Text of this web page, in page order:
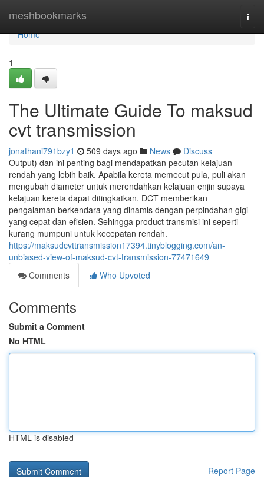
meshbookmarks
Home
Home
1
The Ultimate Guide To maksud
cvt transmission
jonathani791bzy1 509 days ago News
Discuss
Output) dan ini penting bagi mendapatkan pecutan kelajuan
rendah yang lebih baik. Apabila kereta memecut pula, puli akan
mengubah diameter untuk merendahkan kelajuan enjin supaya
kelajuan kereta dapat ditingkatkan. DCT memberikan
pengalaman berkendara yang dinamis dengan perpindahan gigi
yang cepat dan efisien. Sehingga product transmisi ini seperti
kurang mumpuni untuk kecepatan rendah.
https://maksudcvttransmission17394.tinyblogging.com/an-
unbiased-view-of-maksud-cvt-transmission-77471649
Comments
Who Upvoted
Comments
Submit a Comment
No HTML
HTML is disabled
Report Page